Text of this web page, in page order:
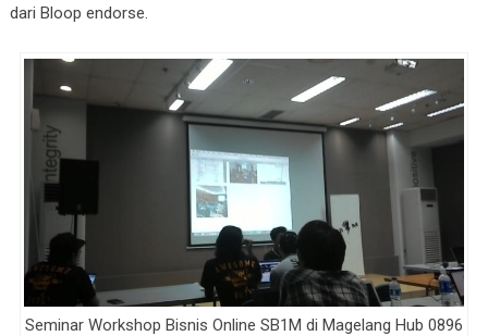
dari Bloop endorse.
Seminar Workshop Bisnis Online SB1M di Magelang Hub 0896